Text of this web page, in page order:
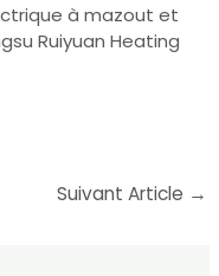
à mazout et
Ruiyuan Heating
Suivant Article →